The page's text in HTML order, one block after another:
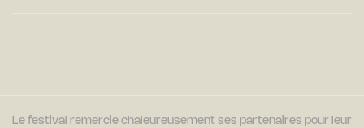
Le festival remercie chaleureusement ses partenaires pour leur